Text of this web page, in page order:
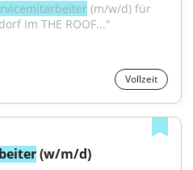
(m/w/d) für
Im THE ROOF..."
Vollzeit
(w/m/d)